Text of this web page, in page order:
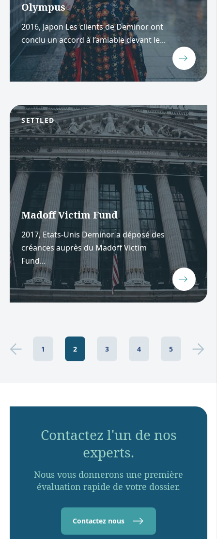
Olympus
2016, Japon Les clients de Deminor ont
conclu un accord à l’amiable devant le...
SETTLED
Madoff Victim Fund
2017, Etats-Unis Deminor a déposé des
créances auprès du Madoff Victim
Fund...
1 2 3 4 5
Contactez l'un de nos
experts.
Nous vous donnerons une première
évaluation rapide de votre dossier.
Contactez nous